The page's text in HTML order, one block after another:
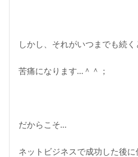
しかし、それがいつまでも続く
苦痛になります…＾＾；
だからこそ…
ネットビジネスで成功した後に